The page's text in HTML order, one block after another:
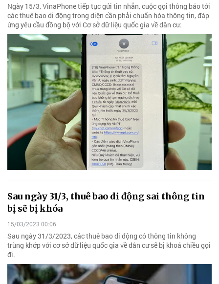
Ngày 15/3, VinaPhone tiếp tục gửi tin nhắn, cuộc gọi thông báo tới
các thuê bao di động trong diện cần phải chuẩn hóa thông tin, đáp
ứng yêu cầu đồng bộ với Cơ sở dữ liệu quốc gia về dân cư.
Sau ngày 31/3, thuê bao di động sai thông tin
bị sẽ bị khóa
15/03/2023 00:06
Sau ngày 31/3/2023, các thuê bao di động có thông tin không
trùng khớp với cơ sở dữ liệu quốc gia về dân cư sẽ bị khoá chiều gọi
đi.